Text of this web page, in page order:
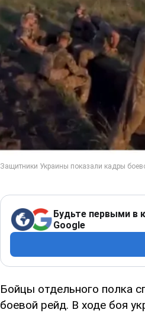
Будьте первыми в
Google
Бойцы отдельного полка
боевой рейд. В ходе боя